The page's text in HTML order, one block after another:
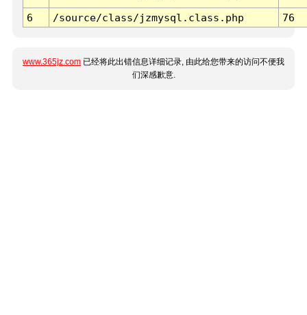
6 /source/class/jzmysql.class.php 76
www.365jz.com 已经将此出错信息详细记录, 由此给您带来的访问不便我
们深感歉意.